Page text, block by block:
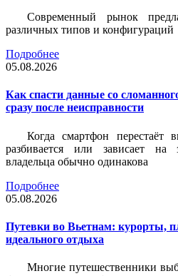
Современный рынок
различных типов и конфигураций
Подробнее
05.08.2026
Как спасти данные со
сразу после неисправности
Когда смартфон перестаёт
разбивается или зависает на
владельца обычно одинакова
Подробнее
05.08.2026
Путевки во Вьетнам: курорты,
идеального отдыха
Многие путешественники